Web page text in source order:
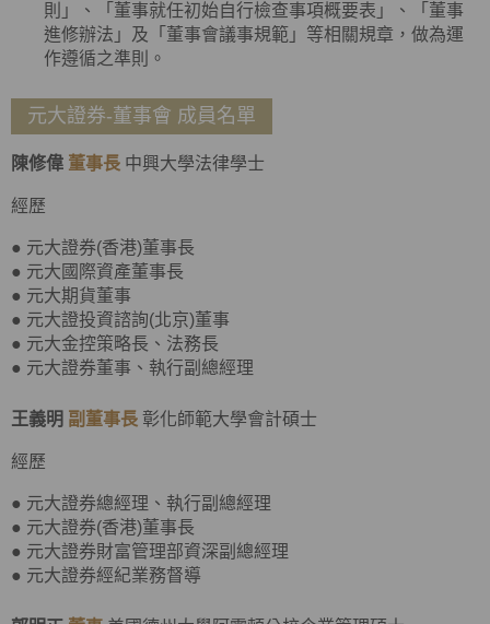
則」、「董事就任初始自行檢查事項概要表」、「董事
進修辦法」及「董事會議事規範」等相關規章，做為運
作遵循之準則。
元大證券-董事會 成員名單
陳修偉 董事長 中興大學法律學士
經歷
● 元大證券(香港)董事長
● 元大國際資產董事長
● 元大期貨董事
● 元大證投資諮詢(北京)董事
● 元大金控策略長、法務長
● 元大證券董事、執行副總經理
王義明 副董事長 彰化師範大學會計碩士
經歷
● 元大證券總經理、執行副總經理
● 元大證券(香港)董事長
● 元大證券財富管理部資深副總經理
● 元大證券經紀業務督導